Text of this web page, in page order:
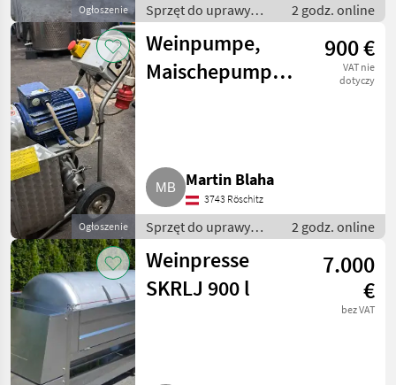
Ogłoszenie
Sprzęt do uprawy
winorośli / Sprzęt dla
winiarni
2 godz. online
Ogłoszenie
Weinpumpe,
Maischepumpe
900 €
VAT nie
dotyczy
Martin Blaha
3743 Röschitz
Sprzęt do uprawy
winorośli / Sprzęt dla
winiarni
2 godz. online
Weinpresse
SKRLJ 900 l
7.000
€
bez VAT